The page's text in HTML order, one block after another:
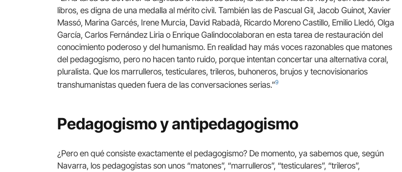
libros, es digna de una medalla al mérito civil. También las de Pascual Gil, Jacob Guinot, Xavier
Massó, Marina Garcés, Irene Murcia, David Rabadà, Ricardo Moreno Castillo, Emilio Lledó, Olga
García, Carlos Fernández Liria o Enrique Galindocolaboran en esta tarea de restauración del
conocimiento poderoso y del humanismo. En realidad hay más voces razonables que matones
del pedagogismo, pero no hacen tanto ruido, porque intentan concertar una alternativa coral,
pluralista. Que los marrulleros, testiculares, trileros, buhoneros, brujos y tecnovisionarios
transhumanistas queden fuera de las conversaciones serias.”9
Pedagogismo y antipedagogismo
¿Pero en qué consiste exactamente el pedagogismo? De momento, ya sabemos que, según
Navarra, los pedagogistas son unos “matones”, “marrulleros”, “testiculares”, “trileros”,